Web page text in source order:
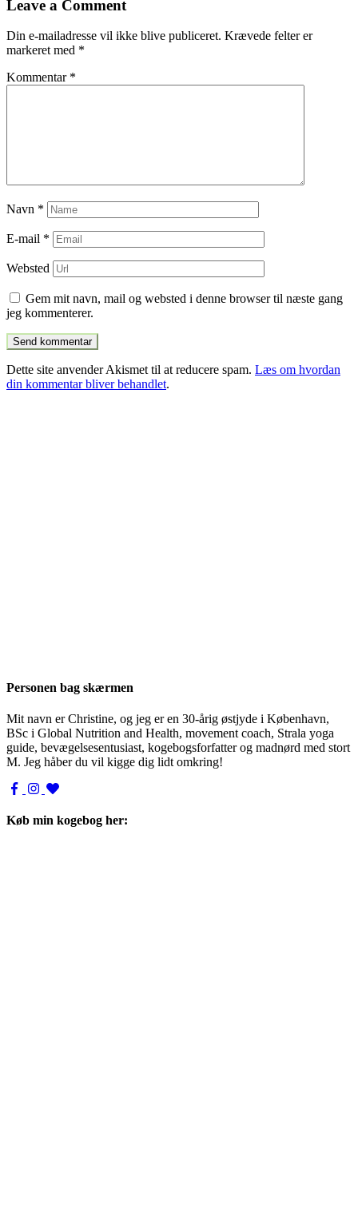
Leave a Comment
Din e-mailadresse vil ikke blive publiceret. Krævede felter er
markeret med *
Kommentar *
Navn *
E-mail *
Websted
Gem mit navn, mail og websted i denne browser til næste gang
jeg kommenterer.
Dette site anvender Akismet til at reducere spam. Læs om hvordan
din kommentar bliver behandlet.
Personen bag skærmen
Mit navn er Christine, og jeg er en 30-årig østjyde i København,
BSc i Global Nutrition and Health, movement coach, Strala yoga
guide, bevægelsesentusiast, kogebogsforfatter og madnørd med stort
M. Jeg håber du vil kigge dig lidt omkring!
Køb min kogebog her: